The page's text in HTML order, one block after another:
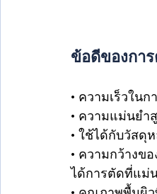
ข้อดีของกา
• ความเร็วใน
• ความแม่นยำ
• ใช้ได้กับวัสดุ
• ความกว้างข
ได้การตัดที่แม่